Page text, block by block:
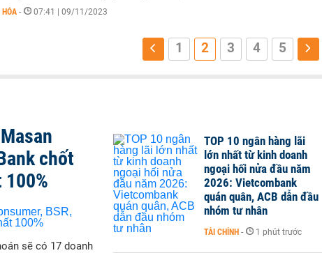
HÓA - 07:41 | 09/11/2023
1 2 3 4 5
chốt
sẽ có 17 doanh
TOP 10 ngân hàng lãi
lớn nhất từ kinh doanh
ngoại hối nửa đầu năm
2026: Vietcombank
quán quân, ACB dẫn đầu
nhóm tư nhân
TÀI CHÍNH - 1 phút trước